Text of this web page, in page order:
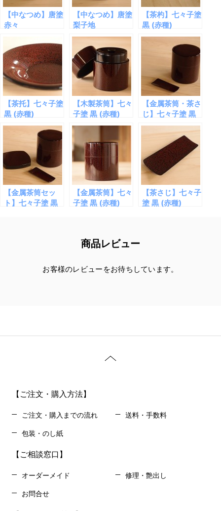
【中なつめ】唐塗
赤々
【中なつめ】唐塗
梨子地
【茶杓】七々子塗
黒 (赤種)
【茶托】七々子塗
黒 (赤種)
【木製茶筒】七々
子塗 黒 (赤種)
【金属茶筒・茶さ
じ】七々子塗 黒
(赤種)
【金属茶筒セッ
ト】七々子塗 黒
【金属茶筒】七々
子塗 黒 (赤種)
【茶さじ】七々子
塗 黒 (赤種)
商品レビュー
お客様のレビューをお待ちしています。
【ご注文・購入方法】
ご注文・購入までの流れ 送料・手数料
包装・のし紙
【ご相談窓口】
オーダーメイド 修理・艶出し
お問合せ